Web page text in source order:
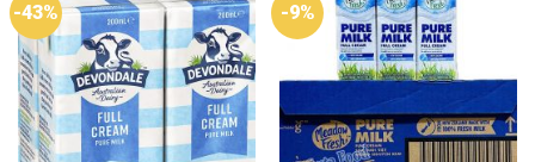
-43% -9%